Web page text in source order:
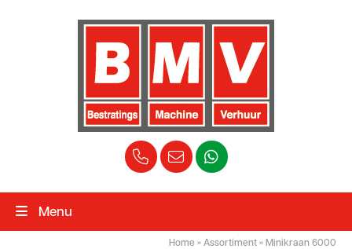
Menu
Home » Assortiment » Minikraan 6000